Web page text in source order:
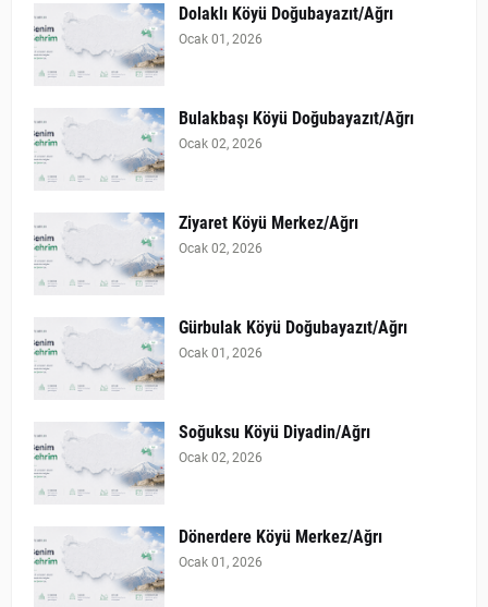
Dolaklı Köyü Doğubayazıt/Ağrı
Ocak 01, 2026
Bulakbaşı Köyü Doğubayazıt/Ağrı
Ocak 02, 2026
Ziyaret Köyü Merkez/Ağrı
Ocak 02, 2026
Gürbulak Köyü Doğubayazıt/Ağrı
Ocak 01, 2026
Soğuksu Köyü Diyadin/Ağrı
Ocak 02, 2026
Dönerdere Köyü Merkez/Ağrı
Ocak 01, 2026